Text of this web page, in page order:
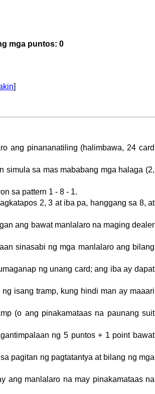
mga puntos: 0
]
ang pinananatiling (halimbawa, 24 card
simula sa mas mababang mga halaga (2,
sa pattern 1 - 8 - 1.
2, 3 at iba pa, hanggang sa 8, at
ang bawat manlalaro na maging dealer
sinasabi ng mga manlalaro ang bilang
ng unang card; ang iba ay dapat
isang tramp, kung hindi man ay maaari
(o ang pinakamataas na paunang suit
ng 5 puntos + 1 point bawat
pagitan ng pagtatantya at bilang ng mga
ang manlalaro na may pinakamataas na